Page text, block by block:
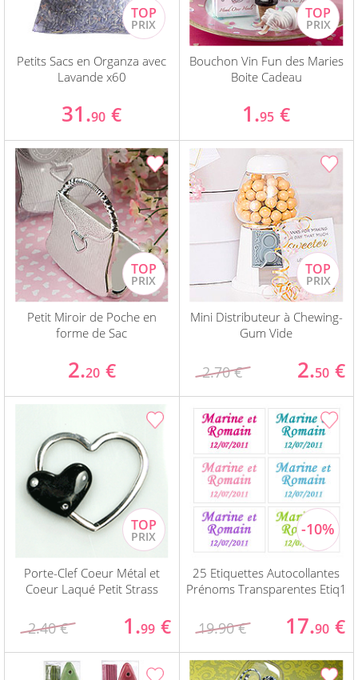
Petits Sacs en Organza avec
Lavande x60
31.90 €
Bouchon Vin Fun des Maries
Boite Cadeau
1.95 €
Petit Miroir de Poche en
forme de Sac
2.20 €
Mini Distributeur à Chewing-
Gum Vide
2.70 € 2.50 €
Porte-Clef Coeur Métal et
Coeur Laqué Petit Strass
2.40 € 1.99 €
25 Etiquettes Autocollantes
Prénoms Transparentes Etiq1
19.90 € 17.90 €